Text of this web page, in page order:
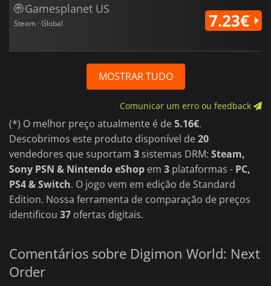
Gamesplanet US
Steam · Global 7.23€
MOSTRAR TUDO
Comunicar um erro ou feedback
(*) O melhor preço atualmente é de5.16€.
Descobrimos este produto disponível de20
vendedores que suportam 3 sistemas DRM: Steam,
Sony PSN & Nintendo eShop em 3 plataformas - PC,
PS4 & Switch. O jogo vem em edição de Standard
Edition. Nossa ferramenta de comparação de preços
identificou 37 ofertas digitais.
Comentários sobre Digimon World: Next
Order